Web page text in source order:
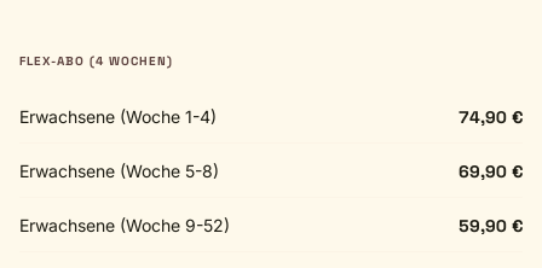
FLEX-ABO (4 WOCHEN)
Erwachsene (Woche 1-4) 74,90 €
Erwachsene (Woche 5-8) 69,90 €
Erwachsene (Woche 9-52) 59,90 €